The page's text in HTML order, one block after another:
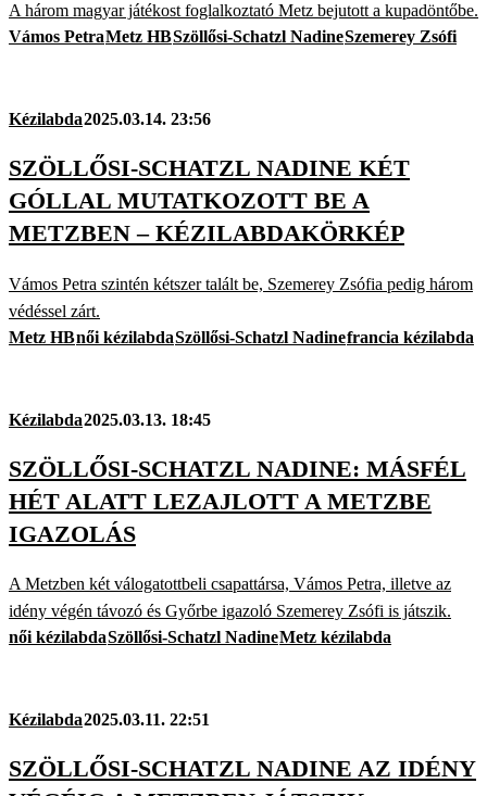
A három magyar játékost foglalkoztató Metz bejutott a kupadöntőbe.
Vámos PetraMetz HBSzöllősi-Schatzl NadineSzemerey Zsófi
Kézilabda2025.03.14. 23:56
SZÖLLŐSI-SCHATZL NADINE KÉT
GÓLLAL MUTATKOZOTT BE A
METZBEN – KÉZILABDAKÖRKÉP
Vámos Petra szintén kétszer talált be, Szemerey Zsófia pedig három
védéssel zárt.
Metz HBnői kézilabdaSzöllősi-Schatzl Nadinefrancia kézilabda
Kézilabda2025.03.13. 18:45
SZÖLLŐSI-SCHATZL NADINE: MÁSFÉL
HÉT ALATT LEZAJLOTT A METZBE
IGAZOLÁS
A Metzben két válogatottbeli csapattársa, Vámos Petra, illetve az
idény végén távozó és Győrbe igazoló Szemerey Zsófi is játszik.
női kézilabdaSzöllősi-Schatzl NadineMetz kézilabda
Kézilabda2025.03.11. 22:51
SZÖLLŐSI-SCHATZL NADINE AZ IDÉNY